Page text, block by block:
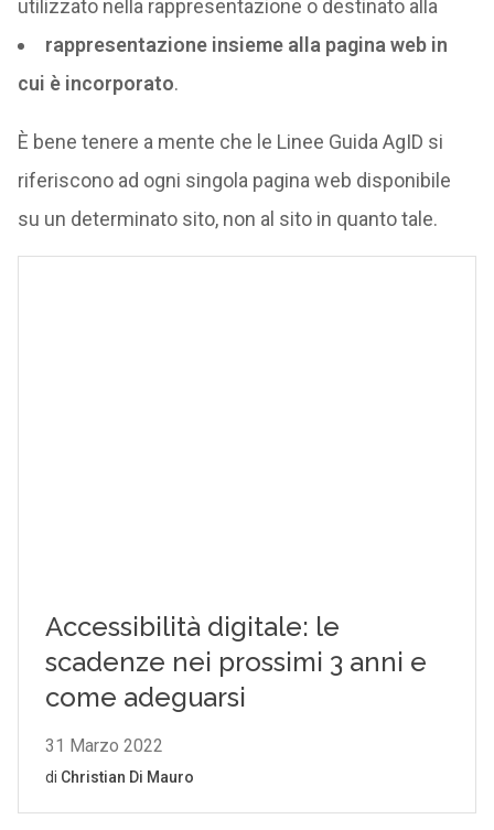
utilizzato nella rappresentazione o destinato alla
rappresentazione insieme alla pagina web in
cui è incorporato.
È bene tenere a mente che le Linee Guida AgID si
riferiscono ad ogni singola pagina web disponibile
su un determinato sito, non al sito in quanto tale.